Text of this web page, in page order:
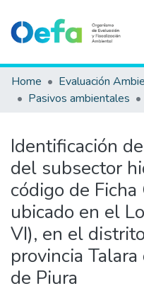
Communities & Collections
All of DSpace
Estad. Externas
Guias ▾
Home Evaluación
Pasivos ambientales
Identificación
del subsector
código de
ubicado en el
VI), en el
provincia
de Piura